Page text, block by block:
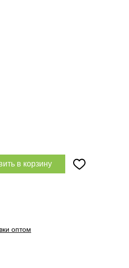
в корзину
оптом